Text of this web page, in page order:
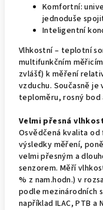
Komfortní:
jednoduše
Inteligentní
Vlhkostní – teplotní
multifunkčním
zvlášť) k měření
vzduchu. Současně
teploměru, rosný
Velmi přesná
Osvědčená kvalita
výsledky měření,
velmi přesným a
senzorem. Měří
% z nam.hodn.) v
podle mezinárodních
například ILAC, PTB a